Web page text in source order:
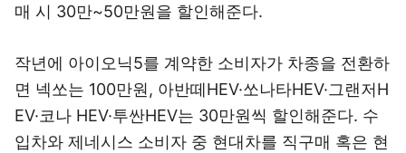
매 시 30만~50만원을 할인해준다.
작년에 아이오닉5를 계약한 소비자가 차종을 전환하
면 넥쏘는 100만원, 아반떼HEV·쏘나타HEV·그랜저H
EV·코나 HEV·투싼HEV는 30만원씩 할인해준다. 수
입차와 제네시스 소비자 중 현대차를 직구매 혹은 현